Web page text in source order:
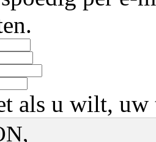
als u wilt, uw